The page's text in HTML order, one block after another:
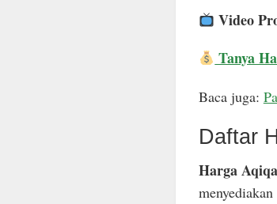
Video
Tanya
Baca juga:
Daftar
Harga